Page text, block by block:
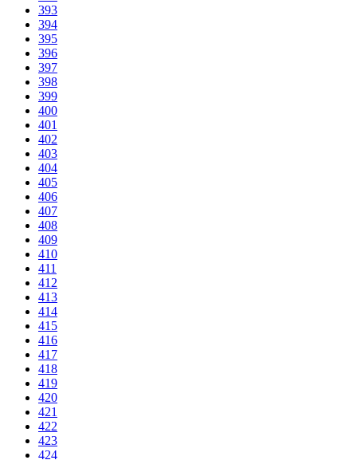
393
394
395
396
397
398
399
400
401
402
403
404
405
406
407
408
409
410
411
412
413
414
415
416
417
418
419
420
421
422
423
424